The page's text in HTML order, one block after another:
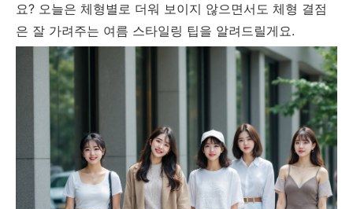
요? 오늘은 체형별로 더워 보이지 않으면서도 체형 결점
은 잘 가려주는 여름 스타일링 팁을 알려드릴게요.